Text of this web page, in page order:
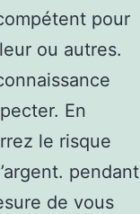
pour
ou autres.
En
le risque
pendant
de vous